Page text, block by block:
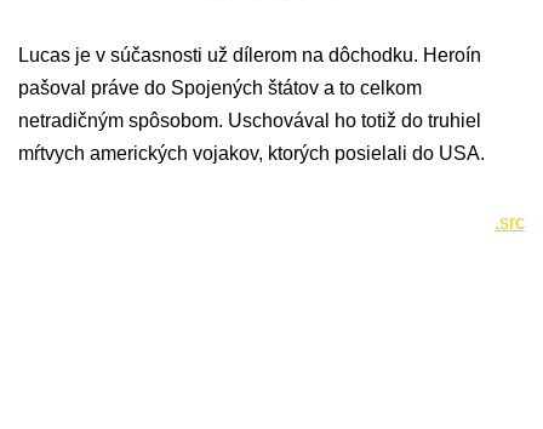
Lucas je v súčasnosti už dílerom na dôchodku. Heroín
pašoval práve do Spojených štátov a to celkom
netradičným spôsobom. Uschovával ho totiž do truhiel
mŕtvych amerických vojakov, ktorých posielali do USA.
.src